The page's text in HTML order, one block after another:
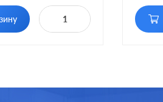
без подсветки